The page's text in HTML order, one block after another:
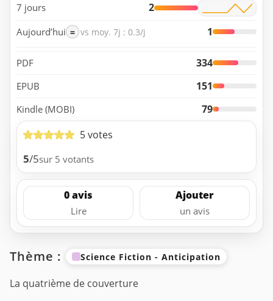
7 jours 2
Aujourd’hui = vs moy. 7j : 0.3/j 1
PDF 334
EPUB 151
Kindle (MOBI)
79
5 votes
5/5sur 5 votants
0 avis
Lire
Ajouter
un avis
Thème : Science Fiction - Anticipation
La quatrième de couverture